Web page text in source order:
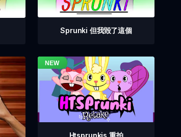
Sprunki 但我毀了這個
Htsprunkis 重拍